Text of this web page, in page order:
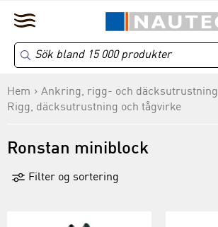
Hem
Ankring, rigg- och däcksutrustning
Rigg, däcksutrustning och tågvirke
Ronstan miniblock
Filter og sortering